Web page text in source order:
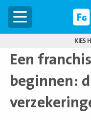
Menu
KIES
Een
beginnen: